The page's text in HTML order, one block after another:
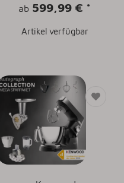
ab 599,99 € *
Artikel verfügbar